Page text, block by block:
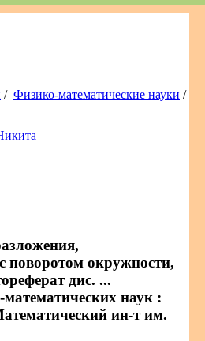
/ Физико-математические науки /
поворотом окружности,
дис. ...
наук :
ин-т им.